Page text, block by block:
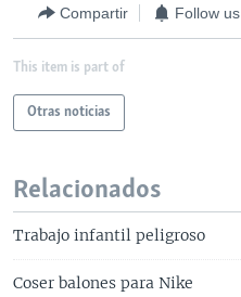
ENTRETENIMIENTO
Compartir Follow us
This item is part of
Otras noticias
Relacionados
Trabajo infantil peligroso
Coser balones para Nike